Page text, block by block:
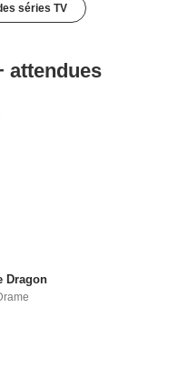
séries TV
attendues
Dragon